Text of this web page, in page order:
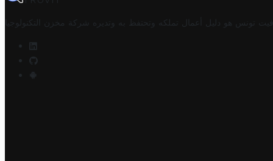
تونس هو دليل أعمال تملكه وتحتفظ به وتديره شركة مخزن التكنولوجيا